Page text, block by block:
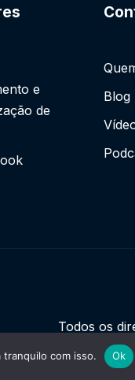
e
de
Blog
Todos os
com isso. Ok